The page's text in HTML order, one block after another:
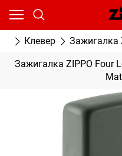
Клевер Зажигалка
Зажигалка ZIPPO Four
Ваш город - Москва,
От выбранного города